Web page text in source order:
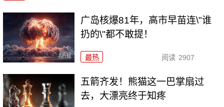
广岛核爆81年，高市早苗连\"谁
扔的\"都不敢提！
最热 阅读 2907
五箭齐发！熊猫这一巴掌扇过
去，大漂亮终于知疼